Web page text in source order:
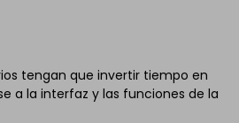
tengan que invertir tiempo en
a la interfaz y las funciones de la